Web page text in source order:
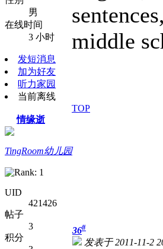
男
在线时间
3 小时
发短消息
加为好友
听力家园
当前离线
middle
TOP
情缘逝
TingRoom幼儿园
UID
421426
帖子
3
积分
36#
发表于 2011-11-2